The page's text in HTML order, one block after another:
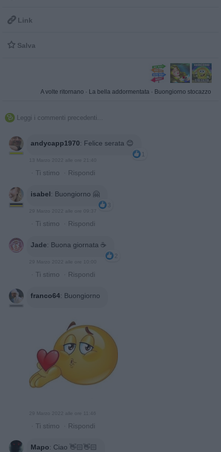
 Link
 Salva
A volte ritornano · La bella addormentata · Buongiorno stocazzo
 Leggi i commenti precedenti...
andycapp1970: Felice serata 😊
1
13 Marzo 2022 alle ore 21:40
· Ti stimo · Rispondi
isabel: Buongiorno 🤗
3
29 Marzo 2022 alle ore 09:37
· Ti stimo · Rispondi
Jade: Buona giornata ☕
2
29 Marzo 2022 alle ore 10:00
· Ti stimo · Rispondi
franco64: Buongiorno
29 Marzo 2022 alle ore 11:46
· Ti stimo · Rispondi
Mapo: Ciao 👋🏻👋🏻